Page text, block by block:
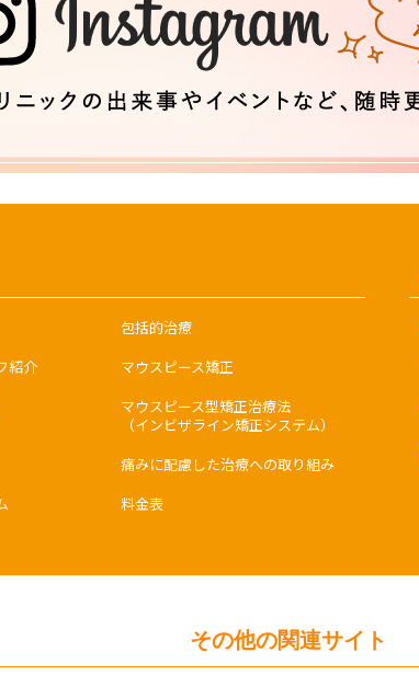
包括的治療
紹介
マウスピース矯正
マウスピース型矯正治療法
（インビザライン矯正システム）
痛みに配慮した治療への取り組み
料金表
その他の関連サイト